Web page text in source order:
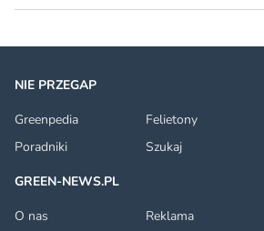
NIE PRZEGAP
Greenpedia
Felietony
Poradniki
Szukaj
GREEN-NEWS.PL
O nas
Reklama